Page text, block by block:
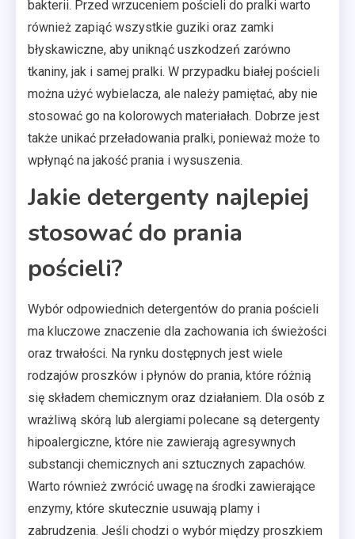
bakterii. Przed wrzuceniem pościeli do pralki warto
również zapiąć wszystkie guziki oraz zamki
błyskawiczne, aby uniknąć uszkodzeń zarówno
tkaniny, jak i samej pralki. W przypadku białej pościeli
można użyć wybielacza, ale należy pamiętać, aby nie
stosować go na kolorowych materiałach. Dobrze jest
także unikać przeładowania pralki, ponieważ może to
wpłynąć na jakość prania i wysuszenia.
Jakie detergenty najlepiej
stosować do prania
pościeli?
Wybór odpowiednich detergentów do prania pościeli
ma kluczowe znaczenie dla zachowania ich świeżości
oraz trwałości. Na rynku dostępnych jest wiele
rodzajów proszków i płynów do prania, które różnią
się składem chemicznym oraz działaniem. Dla osób z
wrażliwą skórą lub alergiami polecane są detergenty
hipoalergiczne, które nie zawierają agresywnych
substancji chemicznych ani sztucznych zapachów.
Warto również zwrócić uwagę na środki zawierające
enzymy, które skutecznie usuwają plamy i
zabrudzenia. Jeśli chodzi o wybór między proszkiem